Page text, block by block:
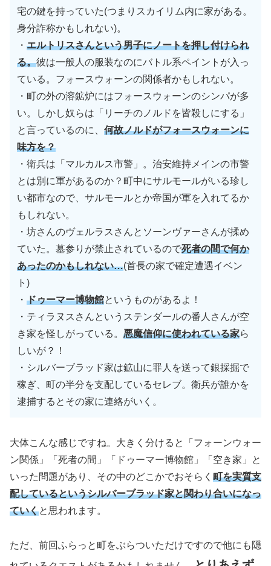
宅の鍵を持っていた(つまりスカイリム内に家がある。
身分詐称かもしれない)。
・ エルトリスさんという男子にノートを押し付けられ
る。彼は一般人の服装なのにバトル系ペイントが入っ
ている。フォースウォーンの関係者かもしれない。
・町の外の溶鉱炉にはフォースウォーンのシンパが多
い。しかし奴らは「リーチのノルドを皆殺しにする」
と言っているのに、 何故ノルドがフォースウォーンに
味方を？
・衛兵は「マルカルス市警」。治安維持メインの市警
とは別に軍があるのか？町中にサルモールがいる珍し
い都市なので、サルモールとか帝国が軍を入れてるか
もしれない。
・坊さんのヴェルラスさんとソーンヴァーさんが揉め
ていた。墓参りが禁止されているので死者の間で何か
あったのかもしれない…(首長の家で確定遭遇イベン
ト)
・ ドゥーマー博物館というものがあるよ！
・ティラヌスさんというステンダールの番人さんが空
き家を怪しがっている。 悪魔信仰に使われている家ら
しいが？！
・シルバーブラッド家は鉱山に罪人を送って銀採掘で
稼ぎ、町の半分を支配しているセレブ。衛兵が誰かを
逮捕するとその家に連絡がいく。
大体こんな感じですね。大きく分けると「フォーンウォー
ン関係」「死者の間」「ドゥーマー博物館」「空き家」と
いった問題があり、その中のどこかでおそらく 町を実質支
配しているというシルバーブラッド家と関わり合いになっ
ていくと思われます。
ただ、前回ふらっと町をぶらついただけですので他にも隠